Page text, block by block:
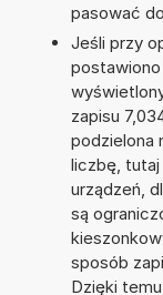
pasować
Jeśli przy
zapisu
podzielona
liczbę, tutaj
urządzeń,
są
sposób
Dzięki